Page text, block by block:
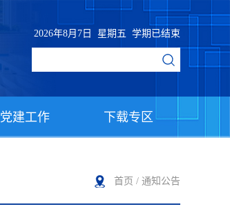
2026年8月7日 星期五 学期已结束
党建工作 下载专区
首页 / 通知公告